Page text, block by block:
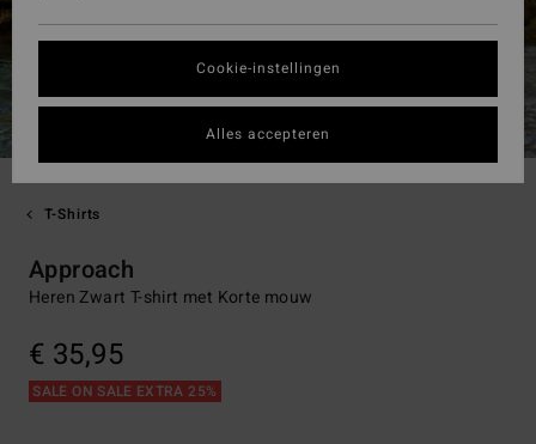
T-Shirts
Approach
Heren Zwart T-shirt met Korte mouw
€ 35,95
SALE ON SALE EXTRA 25%
Cookie-instellingen
Alles accepteren